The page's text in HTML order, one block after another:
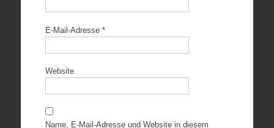
E-Mail-Adresse *
Website
Name, E-Mail-Adresse und Website in diesem